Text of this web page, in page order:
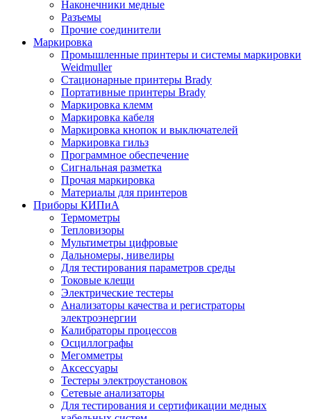
Наконечники медные
Разъемы
Прочие соединители
Маркировка
Промышленные принтеры и системы маркировки
Weidmuller
Стационарные принтеры Brady
Портативные принтеры Brady
Маркировка клемм
Маркировка кабеля
Маркировка кнопок и выключателей
Маркировка гильз
Программное обеспечение
Сигнальная разметка
Прочая маркировка
Материалы для принтеров
Приборы КИПиА
Термометры
Тепловизоры
Мультиметры цифровые
Дальномеры, нивелиры
Для тестирования параметров среды
Токовые клещи
Электрические тестеры
Анализаторы качества и регистраторы
электроэнергии
Калибраторы процессов
Осциллографы
Мегомметры
Аксессуары
Тестеры электроустановок
Сетевые анализаторы
Для тестирования и сертификации медных